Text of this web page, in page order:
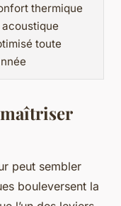
thermique
toute
peut sembler
bouleversent la